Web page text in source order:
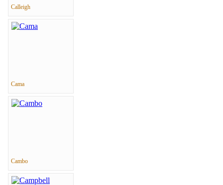
Calleigh
Cama
Cambo